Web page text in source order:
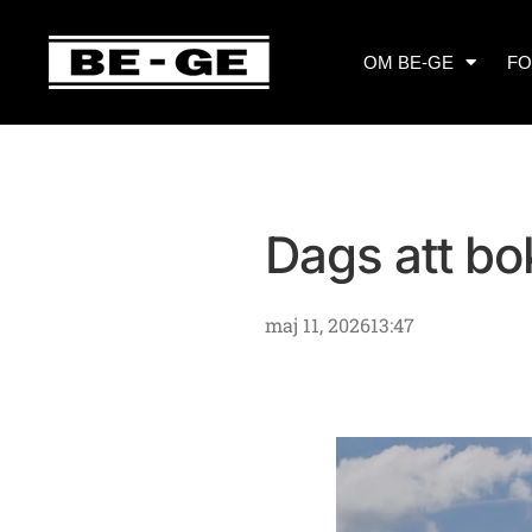
OM BE-GE
Dags att
maj 11, 202613:47